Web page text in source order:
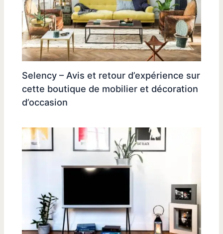
Selency – Avis et retour d’expérience sur
cette boutique de mobilier et décoration
d’occasion